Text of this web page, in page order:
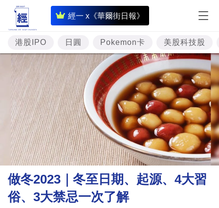
經一 x《華爾街日報》
即
時
財
經
專
題
投
資
樓
市
理
商
港股IPO 日圓 Pokemon卡 美股科技股
做冬2023｜冬至日期、起源、4大習
俗、3大禁忌一次了解